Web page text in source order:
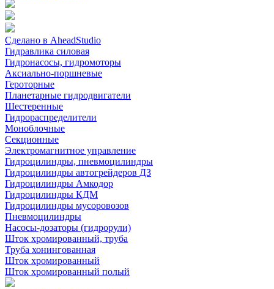
Сделано в AheadStudio
Гидравлика силовая
Гидронасосы, гидромоторы
Аксиально-поршневые
Героторные
Планетарные гидродвигатели
Шестеренные
Гидрораспределители
Моноблочные
Секционные
Электромагнитное управление
Гидроцилиндры, пневмоцилиндры
Гидроцилиндры автогрейдеров ДЗ
Гидроцилиндры Амкодор
Гидроцилиндры КДМ
Гидроцилиндры мусоровозов
Пневмоцилиндры
Насосы-дозаторы (гидрорули)
Шток хромированный, труба
Труба хонингованная
Шток хромированный
Шток хромированный полый